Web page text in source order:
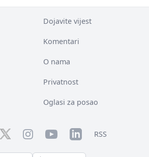
Dojavite vijest
Komentari
O nama
Privatnost
Oglasi za posao
TwitterInstagramYouTubeLinkedInRSS